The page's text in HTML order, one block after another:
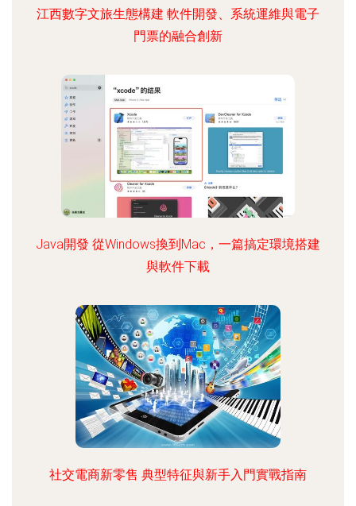
江西數字文旅生態構建 軟件開發、系統運維與電子
門票的融合創新
Java開發 從Windows換到Mac，一篇搞定環境搭建
與軟件下載
社交電商新零售 典型特征與新手入門實戰指南